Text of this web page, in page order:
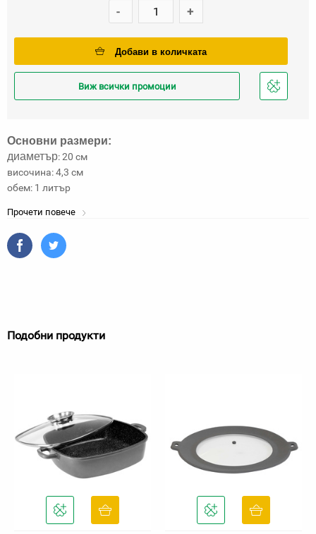
- +
Добави в количката
Виж всички промоции
Добави
Основни размери:
диаметър: 20 см
височина: 4,3 см
обем: 1 литър
Прочети повече
Подобни продукти